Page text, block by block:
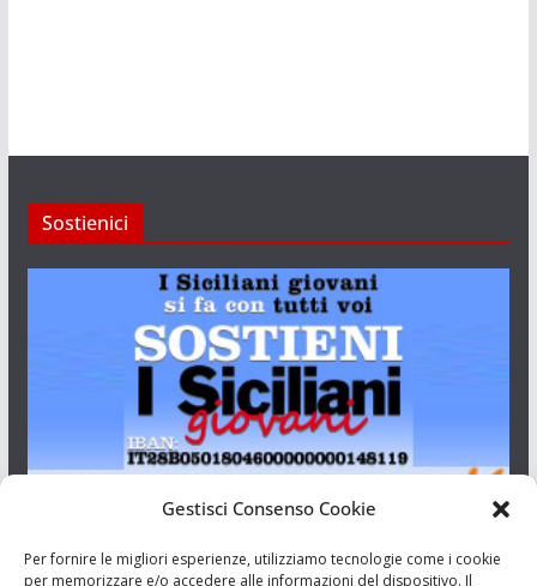
Gestisci Consenso Cookie
Per fornire le migliori esperienze, utilizziamo tecnologie come i cookie
per memorizzare e/o accedere alle informazioni del dispositivo. Il
Sostienici